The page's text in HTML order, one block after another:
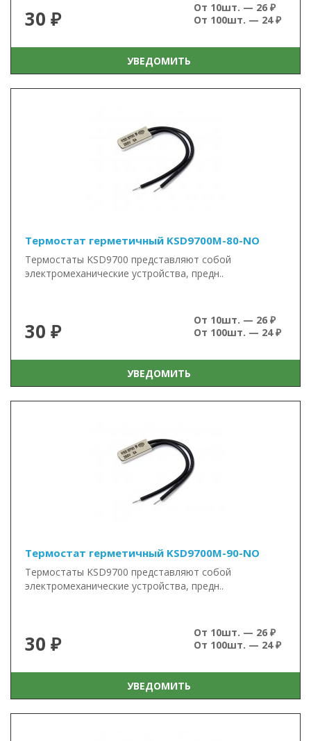
30 ₽
От 10шт. — 26 ₽
От 100шт. — 24 ₽
УВЕДОМИТЬ
Термостат герметичный KSD9700M-80-NO
Термостаты KSD9700 представляют собой
электромеханические устройства, предн..
30 ₽
От 10шт. — 26 ₽
От 100шт. — 24 ₽
УВЕДОМИТЬ
Термостат герметичный KSD9700M-90-NO
Термостаты KSD9700 представляют собой
электромеханические устройства, предн..
30 ₽
От 10шт. — 26 ₽
От 100шт. — 24 ₽
УВЕДОМИТЬ